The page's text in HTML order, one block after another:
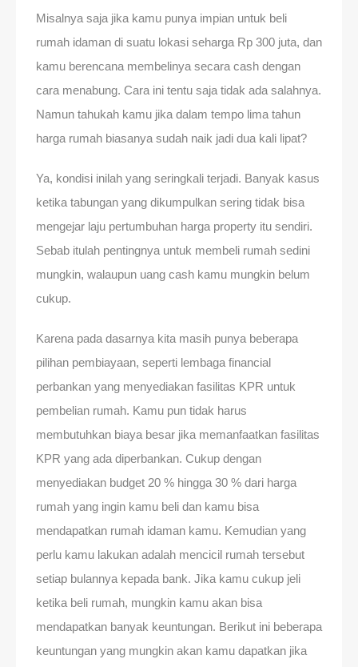
Misalnya saja jika kamu punya impian untuk beli
rumah idaman di suatu lokasi seharga Rp 300 juta, dan
kamu berencana membelinya secara cash dengan
cara menabung. Cara ini tentu saja tidak ada salahnya.
Namun tahukah kamu jika dalam tempo lima tahun
harga rumah biasanya sudah naik jadi dua kali lipat?
Ya, kondisi inilah yang seringkali terjadi. Banyak kasus
ketika tabungan yang dikumpulkan sering tidak bisa
mengejar laju pertumbuhan harga property itu sendiri.
Sebab itulah pentingnya untuk membeli rumah sedini
mungkin, walaupun uang cash kamu mungkin belum
cukup.
Karena pada dasarnya kita masih punya beberapa
pilihan pembiayaan, seperti lembaga financial
perbankan yang menyediakan fasilitas KPR untuk
pembelian rumah. Kamu pun tidak harus
membutuhkan biaya besar jika memanfaatkan fasilitas
KPR yang ada diperbankan. Cukup dengan
menyediakan budget 20 % hingga 30 % dari harga
rumah yang ingin kamu beli dan kamu bisa
mendapatkan rumah idaman kamu. Kemudian yang
perlu kamu lakukan adalah mencicil rumah tersebut
setiap bulannya kepada bank. Jika kamu cukup jeli
ketika beli rumah, mungkin kamu akan bisa
mendapatkan banyak keuntungan. Berikut ini beberapa
keuntungan yang mungkin akan kamu dapatkan jika